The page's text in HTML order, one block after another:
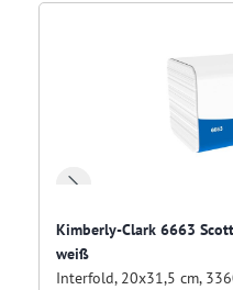
Kimberly-Clark 6663
weiß
Interfold, 20x31,5 cm,